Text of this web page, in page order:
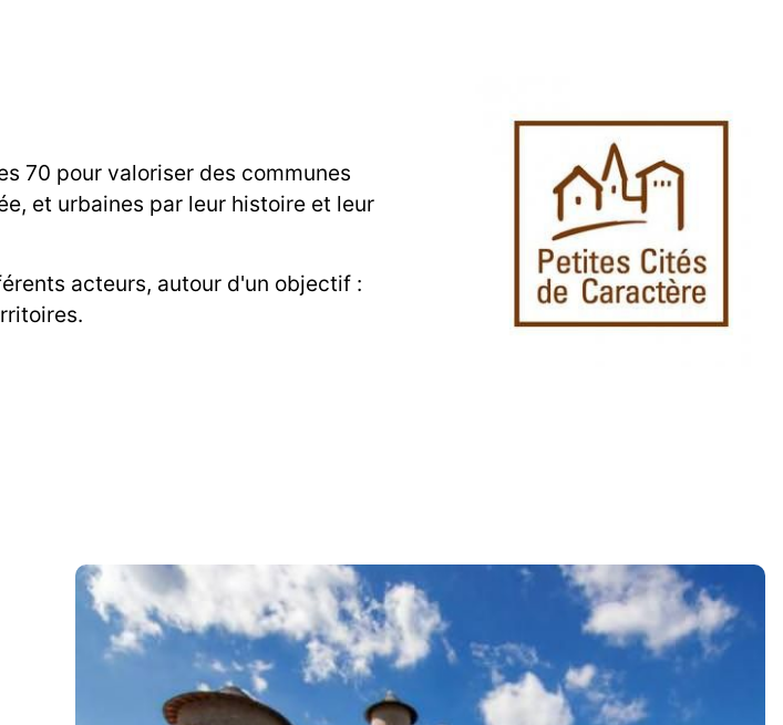
70 pour valoriser des communes
et urbaines par leur histoire et leur
acteurs, autour d'un objectif :